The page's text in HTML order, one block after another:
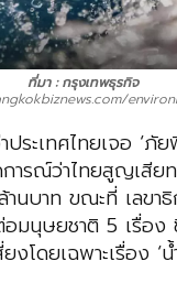
ที่มา : กรุงเทพธุรกิจ
ประเทศไทยเจอ ‘ภั
ารณ์ว่าไทยสูญเสีย
นบาท ขณะที่ เลขาธิ
มนุษยชาติ 5 เรื่อง
โดยเฉพาะเรื่อง ‘น้